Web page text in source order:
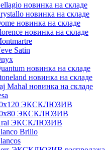
новинка на складе
новинка на складе
новинка на складе
новинка на складе
Satin
новинка на складе
новинка на складе
Mahal новинка на складе
ЭКСКЛЮЗИВ
ЭКСКЛЮЗИВ
ЭКСКЛЮЗИВ
Brillo